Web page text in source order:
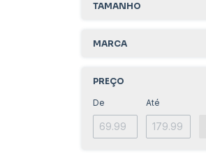
TAMANHO
MARCA
PREÇO
De Até